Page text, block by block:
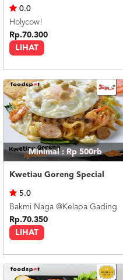
LIHAT
0.0
Holycow!
Rp.70.300
Minimal : Rp 500rb
Kwetiau Goreng Special
LIHAT
5.0
Bakmi Naga @Kelapa Gading
Rp.70.350